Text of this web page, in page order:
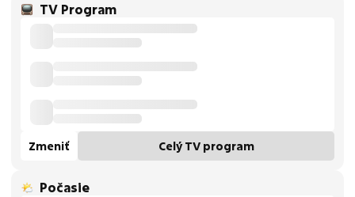
TV Program
Zmeniť Celý TV program
Počasie